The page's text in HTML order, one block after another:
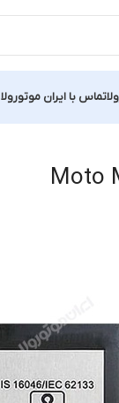
تماس با ایران موتورولا
Moto